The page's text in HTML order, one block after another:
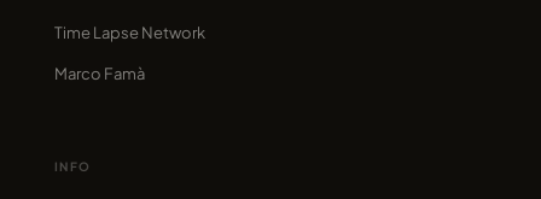
Time Lapse Network
Marco Famà
INFO